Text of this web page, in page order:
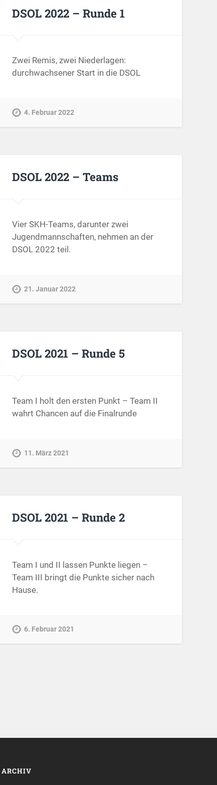
DSOL 2022 – Runde 1
Zwei Remis, zwei Niederlagen:
durchwachsener Start in die DSOL
4. Februar 2022
DSOL 2022 – Teams
Vier SKH-Teams, darunter zwei
Jugendmannschaften, nehmen an der
DSOL 2022 teil.
21. Januar 2022
DSOL 2021 – Runde 5
Team I holt den ersten Punkt – Team II
wahrt Chancen auf die Finalrunde
11. März 2021
DSOL 2021 – Runde 2
Team I und II lassen Punkte liegen –
Team III bringt die Punkte sicher nach
Hause.
6. Februar 2021
ARCHIV